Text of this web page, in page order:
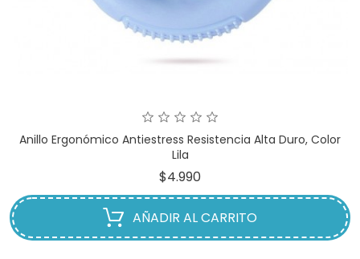
Anillo Ergonómico Antiestress Resistencia Alta Duro, Color
Lila
$4.990
AÑADIR AL CARRITO